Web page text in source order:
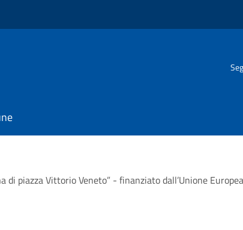
piazza Vittorio Veneto” - finanziato dall’Unione